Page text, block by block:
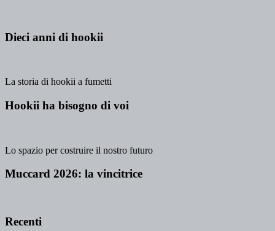
Dieci anni di hookii
La storia di hookii a fumetti
Hookii ha bisogno di voi
Lo spazio per costruire il nostro futuro
Muccard 2026: la vincitrice
Recenti